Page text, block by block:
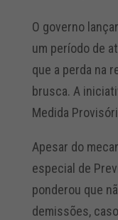
O governo
um período de
que a perda na
brusca. A
Medida
Apesar do
especial de
ponderou que
demissões,